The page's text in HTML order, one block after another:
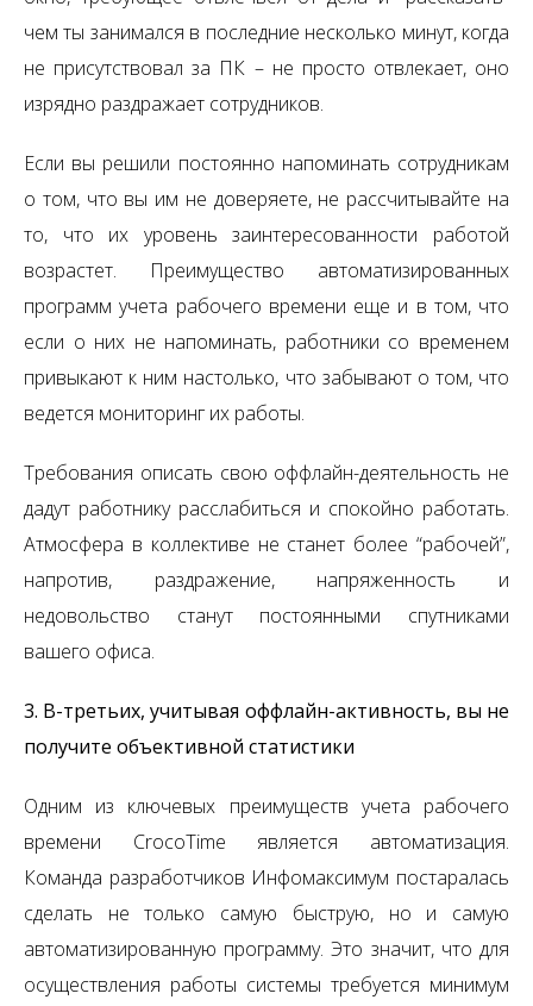
чем ты занимался в последние несколько минут, когда
не присутствовал за ПК – не просто отвлекает, оно
изрядно раздражает сотрудников.
Если вы решили постоянно напоминать сотрудникам
о том, что вы им не доверяете, не рассчитывайте на
то, что их уровень заинтересованности работой
возрастет. Преимущество автоматизированных
программ учета рабочего времени еще и в том, что
если о них не напоминать, работники со временем
привыкают к ним настолько, что забывают о том, что
ведется мониторинг их работы.
Требования описать свою оффлайн-деятельность не
дадут работнику расслабиться и спокойно работать.
Атмосфера в коллективе не станет более “рабочей”,
напротив, раздражение, напряженность и
недовольство станут постоянными спутниками
вашего офиса.
3. В-третьих, учитывая оффлайн-активность, вы не
получите объективной статистики
Одним из ключевых преимуществ учета рабочего
времени CrocoTime является автоматизация.
Команда разработчиков Инфомаксимум постаралась
сделать не только самую быструю, но и самую
автоматизированную программу. Это значит, что для
осуществления работы системы требуется минимум